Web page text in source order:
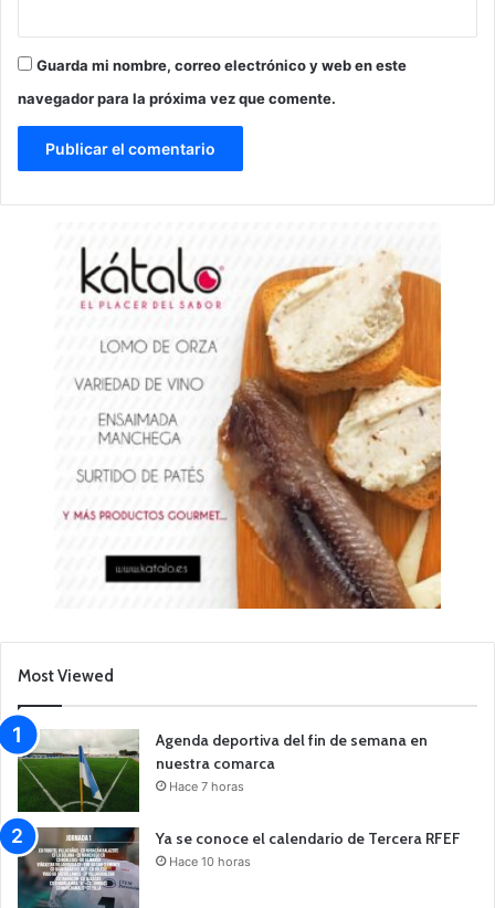
Guarda mi nombre, correo electrónico y web en este
navegador para la próxima vez que comente.
Most Viewed
Agenda deportiva del fin de semana en
nuestra comarca
Hace 7 horas
Ya se conoce el calendario de Tercera RFEF
Hace 10 horas